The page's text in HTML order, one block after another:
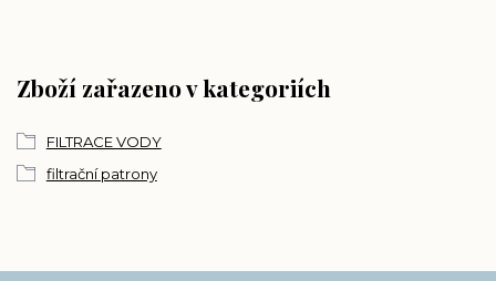
Zboží zařazeno v kategoriích
FILTRACE VODY
filtrační patrony